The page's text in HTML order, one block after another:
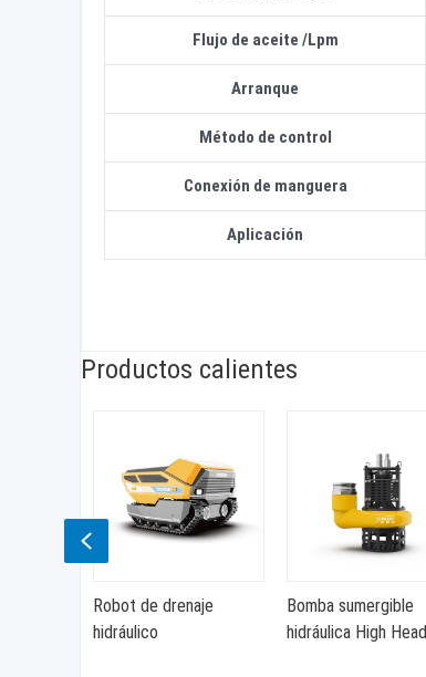
Flujo de aceite /Lpm
Arranque
Método de control
Conexión de manguera
Aplicación
Productos calientes
Robot de drenaje
hidráulico
Bomba sumergible
hidráulica High Head
Previous